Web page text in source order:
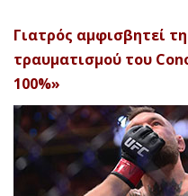
Γιατρός αμφισβητεί
τραυματισμού του
100%»